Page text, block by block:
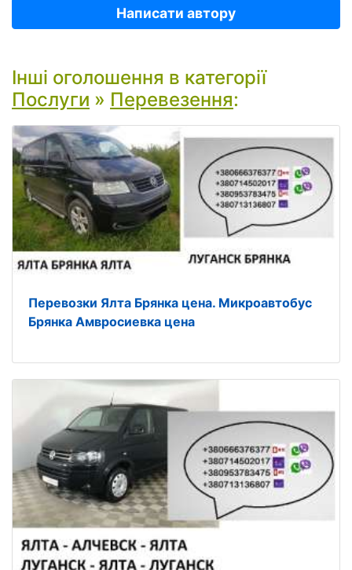
Написати автору
Інші оголошення в категорії
Послуги » Перевезення:
Перевозки Ялта Брянка цена. Микроавтобус
Брянка Амвросиевка цена